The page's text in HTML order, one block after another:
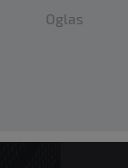
Oglas